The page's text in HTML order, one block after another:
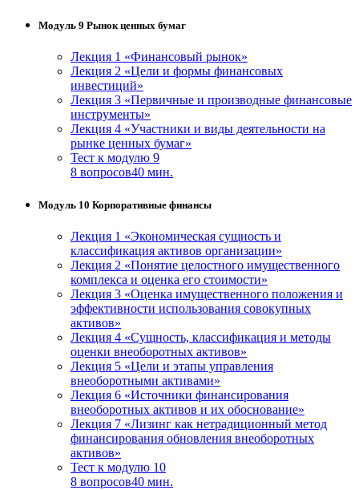
Модуль 9 Рынок ценных бумаг
Лекция 1 «Финансовый рынок»
Лекция 2 «Цели и формы финансовых
инвестиций»
Лекция 3 «Первичные и производные финансовые
инструменты»
Лекция 4 «Участники и виды деятельности на
рынке ценных бумаг»
Тест к модулю 9
8 вопросов40 мин.
Модуль 10 Корпоративные финансы
Лекция 1 «Экономическая сущность и
классификация активов организации»
Лекция 2 «Понятие целостного имущественного
комплекса и оценка его стоимости»
Лекция 3 «Оценка имущественного положения и
эффективности использования совокупных
активов»
Лекция 4 «Сущность, классификация и методы
оценки внеоборотных активов»
Лекция 5 «Цели и этапы управления
внеоборотными активами»
Лекция 6 «Источники финансирования
внеоборотных активов и их обоснование»
Лекция 7 «Лизинг как нетрадиционный метод
финансирования обновления внеоборотных
активов»
Тест к модулю 10
8 вопросов40 мин.